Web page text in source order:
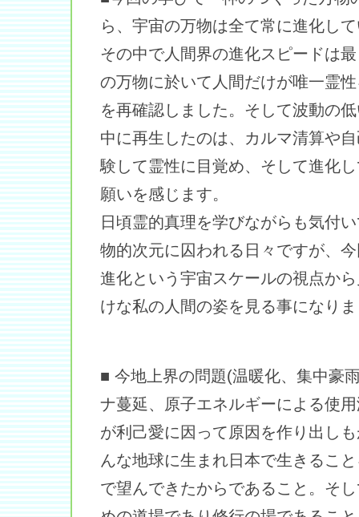
ら、宇宙の万物は全て常に進化し
その中で人間界の進化スピードは
の万物に於いて人間だけが唯一霊
を再確認しました。そして波動の
中に再生したのは、カルマ清算や
験して霊性に目覚め、そして進化
願いを感じます。
日頃霊的真理を学びながらも気付
物的次元に囚われる日々ですが、
進化という宇宙スケールの視点か
けな私の人間の姿を見る事になり
■ 今地上界の問題(温暖化、集中豪
ナ蔓延、原子エネルギーによる使
が利己愛に因って原因を作り出し
んな地球に生まれ日本で生きるこ
で望んできたからであること。そ